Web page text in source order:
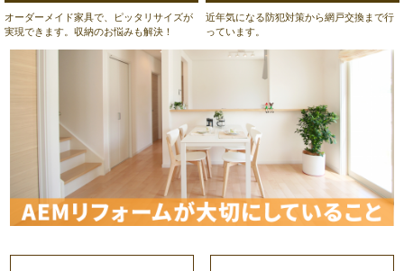
オーダーメイド家具で、ピッタリサイズが
実現できます。収納のお悩みも解決！
近年気になる防犯対策から網戸交換まで行
っています。